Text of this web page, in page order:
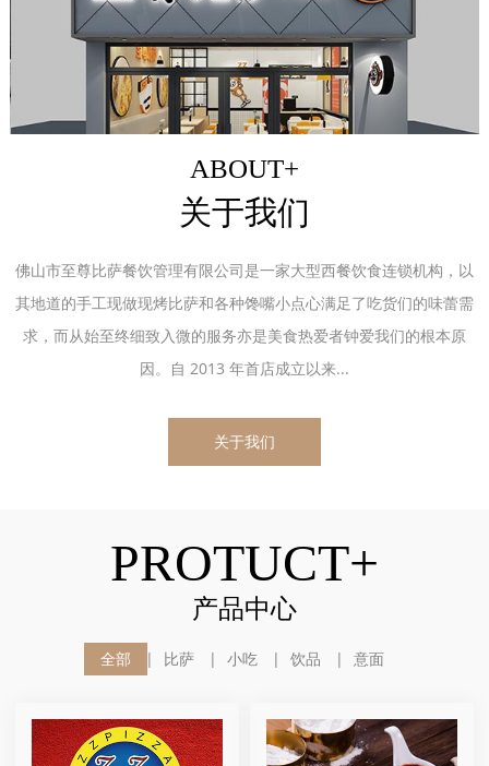
ABOUT+
关于我们
佛山市至尊比萨餐饮管理有限公司是一家大型西餐饮食连锁机构，以
其地道的手工现做现烤比萨和各种馋嘴小点心满足了吃货们的味蕾需
求，而从始至终细致入微的服务亦是美食热爱者钟爱我们的根本原
因。自 2013 年首店成立以来...
关于我们
PROTUCT+
产品中心
全部 比萨 小吃 饮品 意面